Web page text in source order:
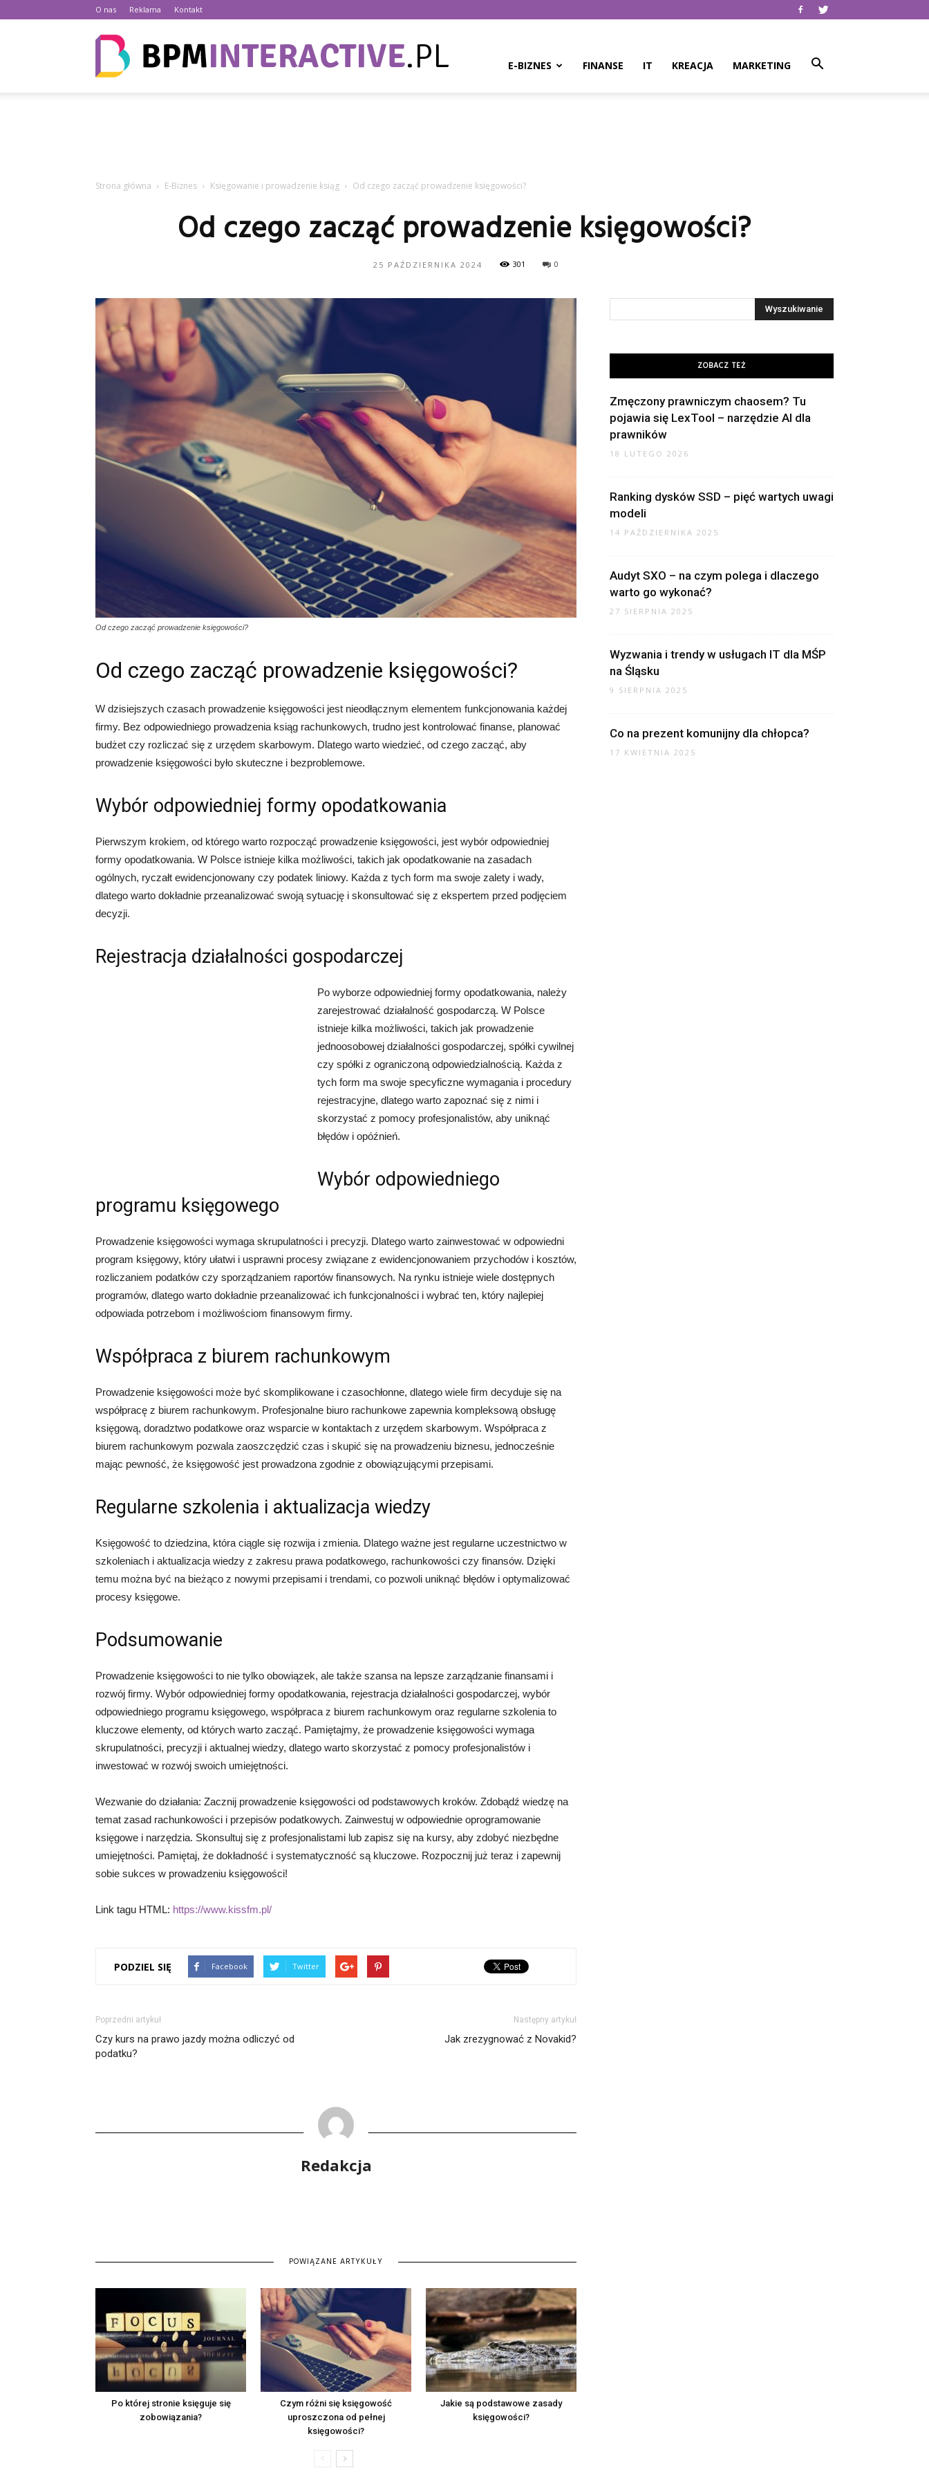
O nas Reklama Kontakt
E-BIZNES FINANSE IT KREACJA MARKETING
Strona główna E-Biznes Księgowanie i prowadzenie ksiąg Od czego zacząć prowadzenie księgowości?
Od czego zacząć prowadzenie księgowości?
25 PAŹDZIERNIKA 2024 301 0
Od czego zacząć prowadzenie księgowości?
Od czego zacząć prowadzenie księgowości?
W dzisiejszych czasach prowadzenie księgowości jest nieodłącznym elementem funkcjonowania każdej
firmy. Bez odpowiedniego prowadzenia ksiąg rachunkowych, trudno jest kontrolować finanse, planować
budżet czy rozliczać się z urzędem skarbowym. Dlatego warto wiedzieć, od czego zacząć, aby
prowadzenie księgowości było skuteczne i bezproblemowe.
Wybór odpowiedniej formy opodatkowania
Pierwszym krokiem, od którego warto rozpocząć prowadzenie księgowości, jest wybór odpowiedniej
formy opodatkowania. W Polsce istnieje kilka możliwości, takich jak opodatkowanie na zasadach
ogólnych, ryczałt ewidencjonowany czy podatek liniowy. Każda z tych form ma swoje zalety i wady,
dlatego warto dokładnie przeanalizować swoją sytuację i skonsultować się z ekspertem przed podjęciem
decyzji.
Rejestracja działalności gospodarczej
Po wyborze odpowiedniej formy opodatkowania, należy
zarejestrować działalność gospodarczą. W Polsce
istnieje kilka możliwości, takich jak prowadzenie
jednoosobowej działalności gospodarczej, spółki cywilnej
czy spółki z ograniczoną odpowiedzialnością. Każda z
tych form ma swoje specyficzne wymagania i procedury
rejestracyjne, dlatego warto zapoznać się z nimi i
skorzystać z pomocy profesjonalistów, aby uniknąć
błędów i opóźnień.
Wybór odpowiedniego
programu księgowego
Prowadzenie księgowości wymaga skrupulatności i precyzji. Dlatego warto zainwestować w odpowiedni
program księgowy, który ułatwi i usprawni procesy związane z ewidencjonowaniem przychodów i kosztów,
rozliczaniem podatków czy sporządzaniem raportów finansowych. Na rynku istnieje wiele dostępnych
programów, dlatego warto dokładnie przeanalizować ich funkcjonalności i wybrać ten, który najlepiej
odpowiada potrzebom i możliwościom finansowym firmy.
Współpraca z biurem rachunkowym
Prowadzenie księgowości może być skomplikowane i czasochłonne, dlatego wiele firm decyduje się na
współpracę z biurem rachunkowym. Profesjonalne biuro rachunkowe zapewnia kompleksową obsługę
księgową, doradztwo podatkowe oraz wsparcie w kontaktach z urzędem skarbowym. Współpraca z
biurem rachunkowym pozwala zaoszczędzić czas i skupić się na prowadzeniu biznesu, jednocześnie
mając pewność, że księgowość jest prowadzona zgodnie z obowiązującymi przepisami.
Regularne szkolenia i aktualizacja wiedzy
Księgowość to dziedzina, która ciągle się rozwija i zmienia. Dlatego ważne jest regularne uczestnictwo w
szkoleniach i aktualizacja wiedzy z zakresu prawa podatkowego, rachunkowości czy finansów. Dzięki
temu można być na bieżąco z nowymi przepisami i trendami, co pozwoli uniknąć błędów i optymalizować
procesy księgowe.
Podsumowanie
Prowadzenie księgowości to nie tylko obowiązek, ale także szansa na lepsze zarządzanie finansami i
rozwój firmy. Wybór odpowiedniej formy opodatkowania, rejestracja działalności gospodarczej, wybór
odpowiedniego programu księgowego, współpraca z biurem rachunkowym oraz regularne szkolenia to
kluczowe elementy, od których warto zacząć. Pamiętajmy, że prowadzenie księgowości wymaga
skrupulatności, precyzji i aktualnej wiedzy, dlatego warto skorzystać z pomocy profesjonalistów i
inwestować w rozwój swoich umiejętności.
Wezwanie do działania: Zacznij prowadzenie księgowości od podstawowych kroków. Zdobądź wiedzę na
temat zasad rachunkowości i przepisów podatkowych. Zainwestuj w odpowiednie oprogramowanie
księgowe i narzędzia. Skonsultuj się z profesjonalistami lub zapisz się na kursy, aby zdobyć niezbędne
umiejętności. Pamiętaj, że dokładność i systematyczność są kluczowe. Rozpocznij już teraz i zapewnij
sobie sukces w prowadzeniu księgowości!
Link tagu HTML: https://www.kissfm.pl/
PODZIEL SIĘ Facebook Twitter
Poprzedni artykuł
Czy kurs na prawo jazdy można odliczyć od
podatku?
Następny artykuł
Jak zrezygnować z Novakid?
Redakcja
POWIĄZANE ARTYKUŁY
Po której stronie księguje się
zobowiązania?
Czym różni się księgowość
uproszczona od pełnej
księgowości?
Jakie są podstawowe zasady
księgowości?
ZOBACZ TEŻ
Zmęczony prawniczym chaosem? Tu
pojawia się LexTool – narzędzie AI dla
prawników
18 LUTEGO 2026
Ranking dysków SSD – pięć wartych uwagi
modeli
14 PAŹDZIERNIKA 2025
Audyt SXO – na czym polega i dlaczego
warto go wykonać?
27 SIERPNIA 2025
Wyzwania i trendy w usługach IT dla MŚP
na Śląsku
9 SIERPNIA 2025
Co na prezent komunijny dla chłopca?
17 KWIETNIA 2025